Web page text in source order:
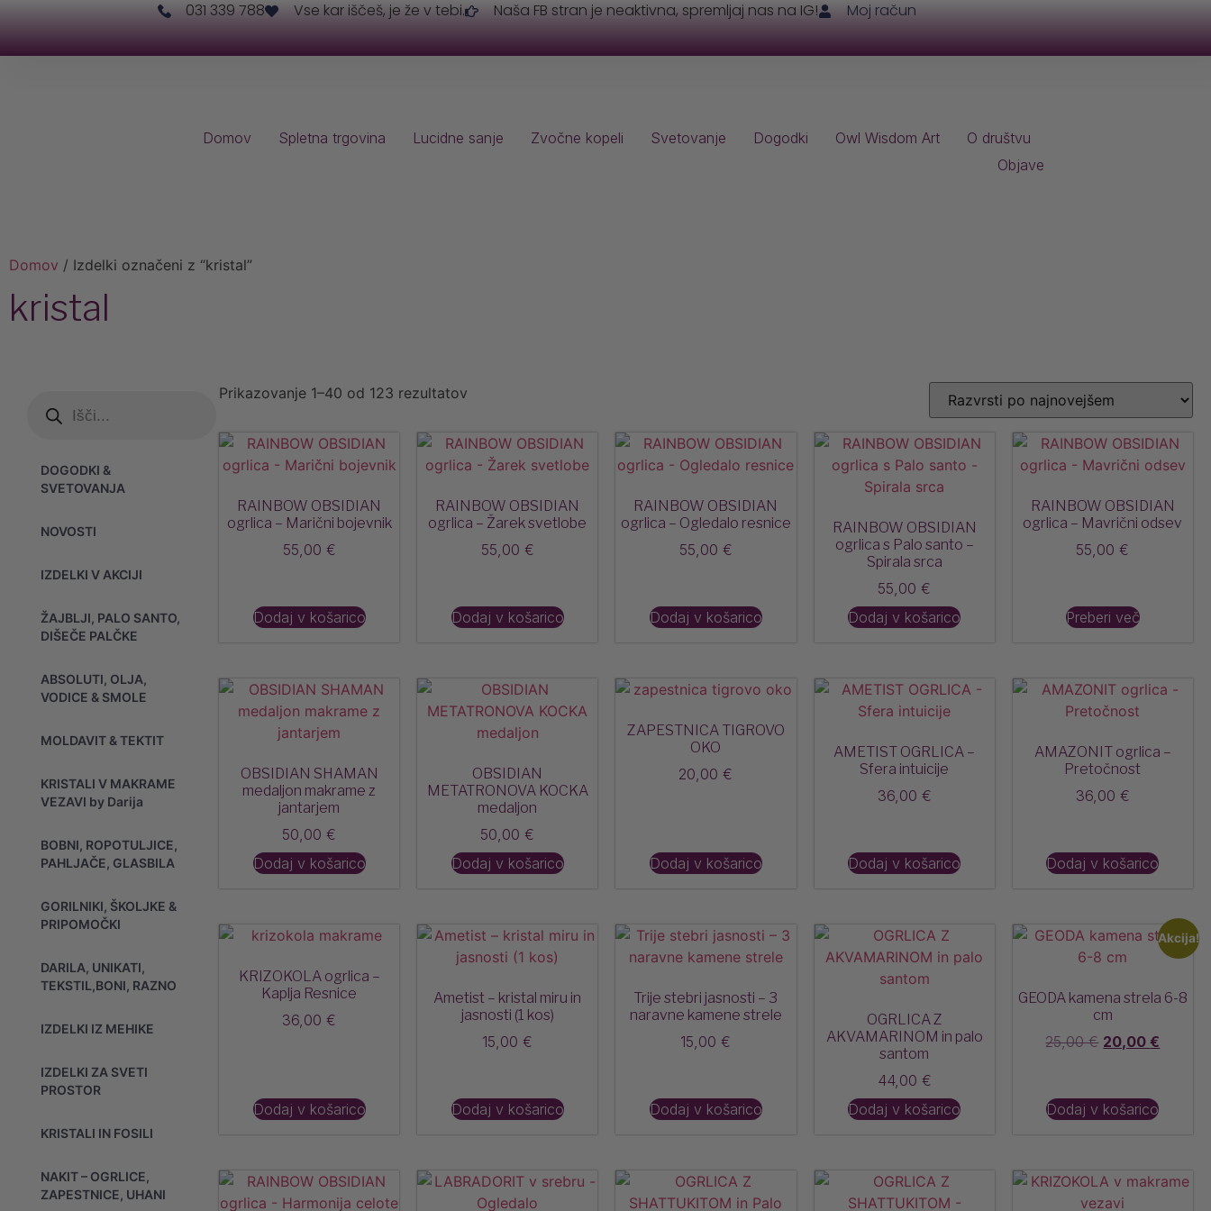
031 339 788 Vse kar iščeš, je že v tebi. Naša FB stran je neaktivna, spremljaj nas na IG! Moj račun
Domov Spletna trgovina Lucidne sanje Zvočne kopeli Svetovanje Dogodki Owl Wisdom Art
O društvu
Objave
Domov / Izdelki označeni z “kristal”
kristal
DOGODKI &
SVETOVANJA
NOVOSTI
IZDELKI V AKCIJI
ŽAJBLJI, PALO SANTO,
DIŠEČE PALČKE
ABSOLUTI, OLJA,
VODICE & SMOLE
MOLDAVIT & TEKTIT
KRISTALI V MAKRAME
VEZAVI by Darija
BOBNI, ROPOTULJICE,
PAHLJAČE, GLASBILA
GORILNIKI, ŠKOLJKE &
PRIPOMOČKI
DARILA, UNIKATI,
TEKSTIL,BONI, RAZNO
IZDELKI IZ MEHIKE
IZDELKI ZA SVETI
PROSTOR
KRISTALI IN FOSILI
NAKIT – OGRLICE,
ZAPESTNICE, UHANI
Prikazovanje 1–40 od 123 rezultatov
RAINBOW OBSIDIAN
ogrlica – Marični bojevnik
55,00 €
Dodaj v košarico
RAINBOW OBSIDIAN
ogrlica – Žarek svetlobe
55,00 €
Dodaj v košarico
RAINBOW OBSIDIAN
ogrlica – Ogledalo resnice
55,00 €
Dodaj v košarico
RAINBOW OBSIDIAN
ogrlica s Palo santo –
Spirala srca
55,00€
Dodaj v košarico
RAINBOW OBSIDIAN
ogrlica – Mavrični odsev
55,00€
Preberi več
OBSIDIAN SHAMAN
medaljon makrame z
jantarjem
50,00€
Dodaj v košarico
OBSIDIAN
METATRONOVA KOCKA
medaljon
50,00€
Dodaj v košarico
ZAPESTNICA TIGROVO
OKO
20,00€
Dodaj v košarico
AMETIST OGRLICA –
Sfera intuicije
36,00 €
Dodaj v košarico
AMAZONIT ogrlica –
Pretočnost
36,00 €
Dodaj v košarico
KRIZOKOLA ogrlica –
Kaplja Resnice
36,00€
Dodaj v košarico
Ametist – kristal miru in
jasnosti (1 kos)
15,00€
Dodaj v košarico
Trije stebri jasnosti – 3
naravne kamene strele
15,00€
Dodaj v košarico
OGRLICA Z
AKVAMARINOM in palo
santom
44,00 €
Dodaj v košarico
Akcija!
GEODA kamena strela 6-8
cm
25,00€ 20,00€
Dodaj v košarico